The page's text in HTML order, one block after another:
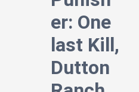
er: One
last Kill,
Dutton